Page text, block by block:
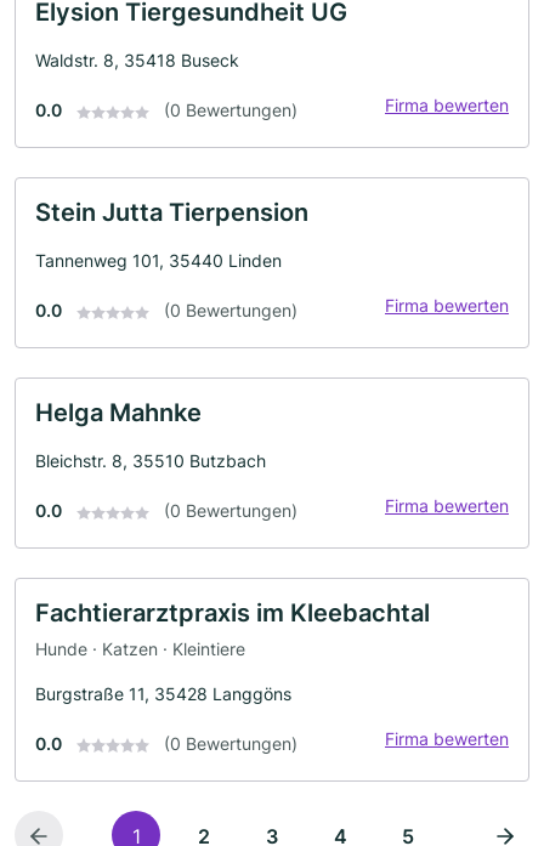
Elysion Tiergesundheit UG
Waldstr. 8, 35418 Buseck
0.0 (0 Bewertungen) Firma bewerten
Stein Jutta Tierpension
Tannenweg 101, 35440 Linden
0.0 (0 Bewertungen) Firma bewerten
Helga Mahnke
Bleichstr. 8, 35510 Butzbach
0.0 (0 Bewertungen) Firma bewerten
Fachtierarztpraxis im Kleebachtal
Hunde · Katzen · Kleintiere
Burgstraße 11, 35428 Langgöns
0.0 (0 Bewertungen) Firma bewerten
1 2 3 4 5